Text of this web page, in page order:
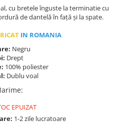
cu bretele înguste la terminatie cu
de dantelă în față și la spate.
IN ROMANIA
Negru
Drept
100% poliester
Dublu voal
:
EPUIZAT
1-2 zile lucratoare